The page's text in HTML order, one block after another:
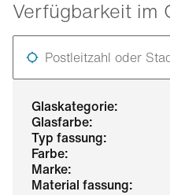
glaskategorie:
glasfarbe:
typ fassung:
farbe:
marke:
material fassung:
Verfügbarkeit im
Postleitzahl oder